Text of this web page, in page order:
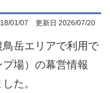
01/07 2026/07/20
岳エリアで利用で
場）の幕営情報
た。